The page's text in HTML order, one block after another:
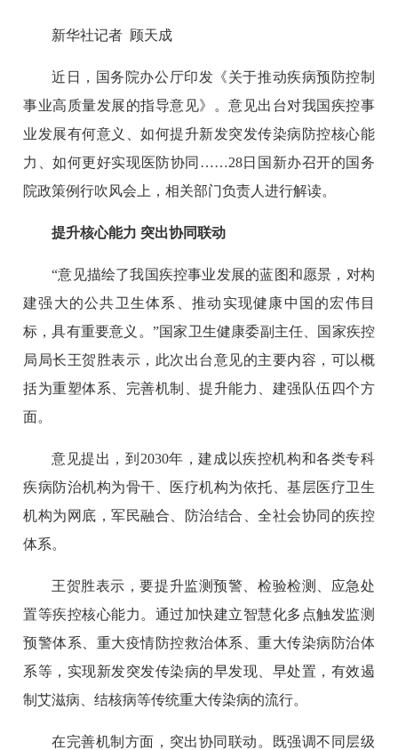
新华社记者 顾天成
近日，国务院办公厅印发《关于推动疾病预防控制
事业高质量发展的指导意见》。意见出台对我国疾控事
业发展有何意义、如何提升新发突发传染病防控核心能
力、如何更好实现医防协同……28日国新办召开的国务
院政策例行吹风会上，相关部门负责人进行解读。
提升核心能力 突出协同联动
“意见描绘了我国疾控事业发展的蓝图和愿景，对构
建强大的公共卫生体系、推动实现健康中国的宏伟目
标，具有重要意义。”国家卫生健康委副主任、国家疾控
局局长王贺胜表示，此次出台意见的主要内容，可以概
括为重塑体系、完善机制、提升能力、建强队伍四个方
面。
意见提出，到2030年，建成以疾控机构和各类专科
疾病防治机构为骨干、医疗机构为依托、基层医疗卫生
机构为网底，军民融合、防治结合、全社会协同的疾控
体系。
王贺胜表示，要提升监测预警、检验检测、应急处
置等疾控核心能力。通过加快建立智慧化多点触发监测
预警体系、重大疫情防控救治体系、重大传染病防治体
系等，实现新发突发传染病的早发现、早处置，有效遏
制艾滋病、结核病等传统重大传染病的流行。
在完善机制方面，突出协同联动。既强调不同层级